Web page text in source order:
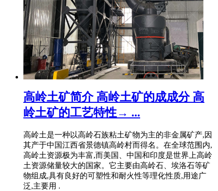
高岭土矿简介 高岭土矿的成成分 高
岭土矿的工艺特性→ ...
高岭土是一种以高岭石族粘土矿物为主的非金属矿产,因
其产于中国江西省景德镇高岭村而得名。在全球范围内,
高岭土资源极为丰富,而美国、中国和印度是世界上高岭
土资源储量较大的国家。它主要由高岭石、埃洛石等矿
物组成,具有良好的可塑性和耐火性等理化性质,用途广
泛,主要用 .